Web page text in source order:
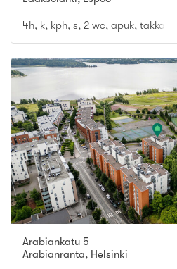
4h, k, kph, s, 2 wc, apuk,
Arabiankatu 5
Arabianranta, Helsinki